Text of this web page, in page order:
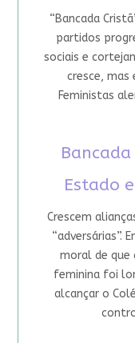
“Bancada
partidos
sociais e
cresce, mas
Feministas
Estado
Crescem
“adversárias”.
moral de que
feminina foi
alcançar o